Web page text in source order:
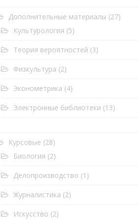
Дополнительные материалы (27)
Культурология (5)
Теория вероятностей (3)
Физкультура (2)
Эконометрика (4)
Электронные библиотеки (13)
Курсовые (28)
Биология (2)
Делопроизводство (1)
Журналистика (2)
Искусство (2)